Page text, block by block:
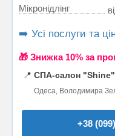
Мікронідлінг
➡️ Усі послуги та
🎁 Знижка 10% за
📍 СПА-салон "Shine"
Одеса, Володимира
+38